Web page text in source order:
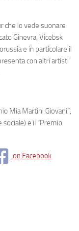
che lo vede suonare
Ginevra, Vicebsk
e in particolare il
con altri artisti
Mia Martini Giovani”,
sociale) e il “Premio
on Facebook